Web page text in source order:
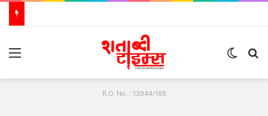
R.O. No. : 13944/168